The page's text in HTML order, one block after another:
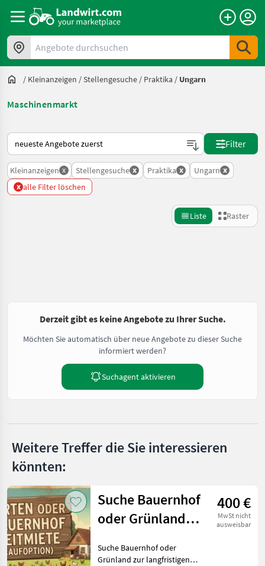
Angebote durchsuchen
/ Kleinanzeigen /Stellengesuche / Praktika / Ungarn
Maschinenmarkt
So wird auf Landwirt.com sortiert
Filter
Kleinanzeigen x Stellengesuche x Praktika x Ungarn x
x alle Filter löschen
Liste Raster
Derzeit gibt es keine Angebote zu Ihrer Suche.
Möchten Sie automatisch über neue Angebote zu dieser Suche
informiert werden?
Suchagent aktivieren
Weitere Treffer die Sie interessieren
könnten:
Suche Bauernhof
oder Grünland
Pacht
400 €
MwSt nicht
ausweisbar
Suche Bauernhof oder
Grünland zur langfristigen